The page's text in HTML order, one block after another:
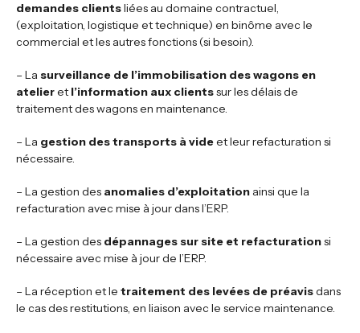
demandes clientsliées au domaine contractuel,
(exploitation, logistique et technique) en binôme avec le
commercial et les autres fonctions (si besoin).
– La surveillance de l’immobilisation des wagons en
atelieret l’information aux clientssur les délais de
traitement des wagons en maintenance.
– La gestion des transports à videet leur refacturation si
nécessaire.
– La gestion des anomalies d’exploitation ainsi que la
refacturation avec mise à jour dans l’ERP.
– La gestion des dépannages sur site et refacturationsi
nécessaire avec mise à jour de l’ERP.
– La réception et le traitement des levées de préavisdans
le cas des restitutions, en liaison avec le service maintenance.